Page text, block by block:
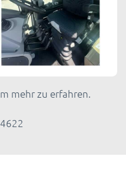
mehr zu erfahren.